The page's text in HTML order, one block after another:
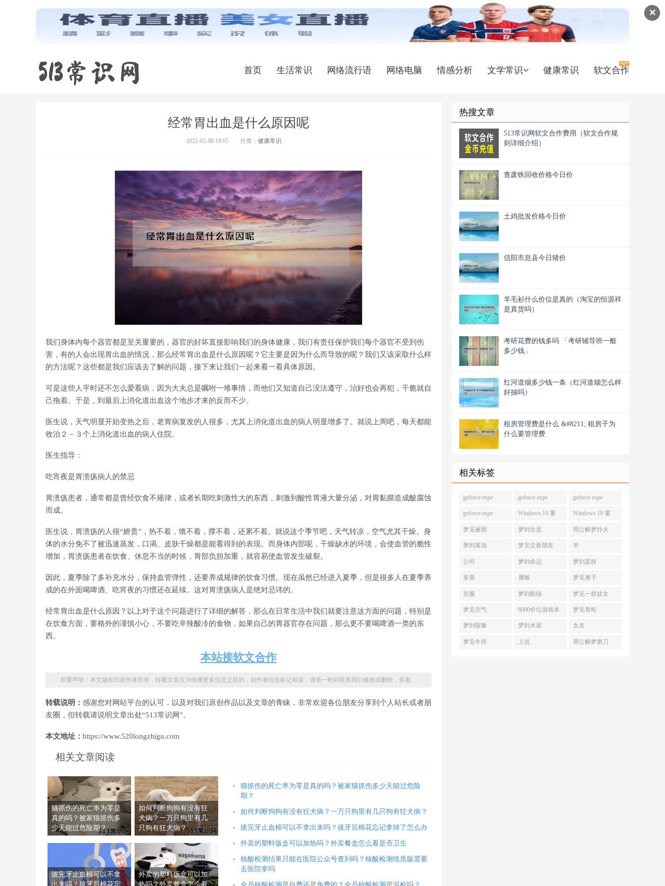
✕
首页 生活常识 网络流行语 网络电脑 情感分析 文学常识 健康常识 软文合作
经常胃出血是什么原因呢
2022-02-08 18:05 分类： 健康常识
我们身体内每个器官都是至关重要的，器官的好坏直接影响我们的身体健康，我们有责任保护我们每个器官不受到伤
害，有的人会出现胃出血的情况，那么经常胃出血是什么原因呢？它主要是因为什么而导致的呢？我们又该采取什么样
的方法呢？这些都是我们应该去了解的问题，接下来让我们一起来看一看具体原因。
可是这些人平时还不怎么爱看病，因为大夫总是嘱咐一堆事情，而他们又知道自己没法遵守，治好也会再犯，干脆就自
己拖着。于是，到最后上消化道出血这个地步才来的反而不少。
医生说，天气明显开始变热之后，老胃病复发的人很多，尤其上消化道出血的病人明显增多了。就说上周吧，每天都能
收治２－３个上消化道出血的病人住院。
医生指导：
吃宵夜是胃溃疡病人的禁忌
胃溃疡患者，通常都是曾经饮食不规律，或者长期吃刺激性大的东西，刺激到酸性胃液大量分泌，对胃黏膜造成酸腐蚀
而成。
医生说，胃溃疡的人很“娇贵”，热不着，饿不着，撑不着，还累不着。就说这个季节吧，天气转凉，空气尤其干燥。身
体的水分免不了被迅速蒸发，口渴、皮肤干燥都是能看得到的表现。而身体内部呢，干燥缺水的环境，会使血管的脆性
增加，胃溃疡患者在饮食、休息不当的时候，胃部负担加重，就容易使血管发生破裂。
因此，夏季除了多补充水分，保持血管弹性，还要养成规律的饮食习惯。现在虽然已经进入夏季，但是很多人在夏季养
成的在外面喝啤酒、吃宵夜的习惯还在延续。这对胃溃疡病人是绝对忌讳的。
经常胃出血是什么原因？以上对于这个问题进行了详细的解答，那么在日常生活中我们就要注意这方面的问题，特别是
在饮食方面，要格外的谨慎小心，不要吃辛辣酸冷的食物，如果自己的胃器官存在问题，那么更不要喝啤酒一类的东
西。
本站接软文合作
郑重声明：本文版权归原作者所有，转载文章仅为传播更多信息之目的，如作者信息标记有误，请第一时间联系我们修改或删除，多谢。
转载说明： 感谢您对网站平台的认可，以及对我们原创作品以及文章的青睐，非常欢迎各位朋友分享到个人站长或者朋
友圈，但转载请说明文章出处“513常识网”。
本文地址： https://www.520longzhigu.com
相关文章阅读
猫抓伤的死亡率为零是
真的吗？被家猫抓伤多
少天能过危险期？
如何判断狗狗有没有狂
犬病？一万只狗里有几
只狗有狂犬病？
拔完牙止血棉可以不拿
出来吗？拔牙后棉花忘
外卖的塑料饭盒可以加
热吗？外卖餐盒怎么看
猫抓伤的死亡率为零是真的吗？被家猫抓伤多少天能过危险
期？
如何判断狗狗有没有狂犬病？一万只狗里有几只狗有狂犬病？
拔完牙止血棉可以不拿出来吗？拔牙后棉花忘记拿掉了怎么办
外卖的塑料饭盒可以加热吗？外卖餐盒怎么看是否卫生
核酸检测结果只能在医院公众号查到吗？核酸检测纸质版需要
去医院拿吗
热搜文章
513常识网软文合作费用（软文合作规
则详细介绍）
查废铁回收价格今日价
土鸡批发价格今日价
信阳市息县今日猪价
羊毛衫什么价位是真的（淘宝的恒源祥
是真货吗）
考研花费的钱多吗 「考研辅导班一般
多少钱」
红河道烟多少钱一条（红河道烟怎么样
好抽吗）
租房管理费是什么 &#8211; 租房子为
什么要管理费
相关标签
geforce expe geforce expe geforce expe
geforce expe Windows 10 重 Windows 10 重
梦见被困 梦到生蛋 周公解梦扑火
梦到墓场 梦见交新朋友 羊
公司 梦到命运 梦到荔枝
友善 属猴 梦见篦子
衣服 梦到船锚 梦见一群妓女
梦见空气 6000价位游戏本 梦见青蛇
梦到咳嗽 梦到木屋 女友
梦见牛排 上说 周公解梦磨刀